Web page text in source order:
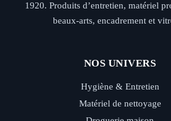
1920. Produits d’entretien, matériel
beaux-arts, encadrement et
NOS UNIVERS
Hygiène & Entretien
Matériel de nettoyage